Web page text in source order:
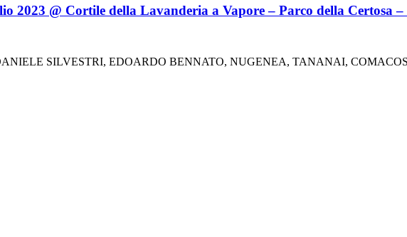
@ Cortile della Lavanderia a Vapore – Parco della Certosa
SILVESTRI, EDOARDO BENNATO, NUGENEA, TANANAI,